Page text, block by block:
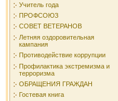
Учитель года
ПРОФСОЮЗ
СОВЕТ ВЕТЕРАНОВ
Летняя оздоровительная
кампания
Противодействие коррупции
Профилактика экстремизма и
терроризма
ОБРАЩЕНИЯ ГРАЖДАН
Гостевая книга